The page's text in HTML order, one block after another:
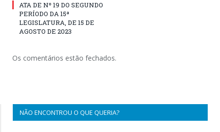
ATA DE Nº 19 DO SEGUNDO
PERÍODO DA 15ª
LEGISLATURA, DE 15 DE
AGOSTO DE 2023
Os comentários estão fechados.
NÃO ENCONTROU O QUE QUERIA?